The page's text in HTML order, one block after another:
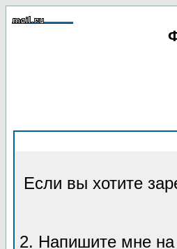
Если вы хотите
2. Напишите мне